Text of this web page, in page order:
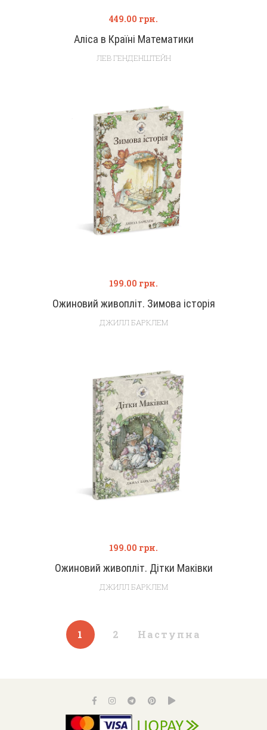
Аліса в Країні Математики
449.00 грн.
ЛЕВ ГЕНДЕНШТЕЙН
Ожиновий живопліт. Зимова історія
199.00 грн.
ДЖИЛЛ БАРКЛЕМ
Ожиновий живопліт. Дітки Маківки
199.00 грн.
ДЖИЛЛ БАРКЛЕМ
1 2 Наступна